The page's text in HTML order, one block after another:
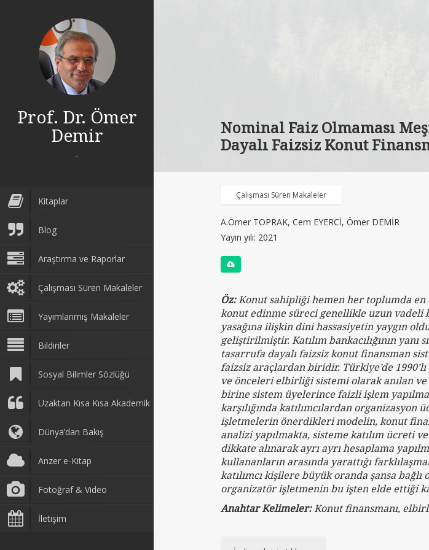
Prof. Dr. Ömer
Demir
-
Kitaplar
Blog
Araştırma ve Raporlar
Çalışması Süren Makaleler
Yayımlanmış Makaleler
Bildiriler
Sosyal Bilimler Sözlüğü
Uzaktan Kısa Kısa Akademik
Dünya’dan Bakış
Anzer e-Kitap
Fotoğraf & Video
İletişim
Nominal Faiz Olmaması
Dayalı Faizsiz Konut
Çalışması Süren Makaleler
A.Ömer TOPRAK, Cem EYERCİ, Ömer DEMİR
Yayın yılı: 2021
Öz:Konut sahipliği hemen her toplumda
konut edinme süreci genellikle uzun vadeli
yasağına ilişkin dini hassasiyetin yaygın
geliştirilmiştir. Katılım bankacılığının
tasarrufa dayalı faizsiz konut finansman
faizsiz araçlardan biridir. Türkiye’de
ve önceleri elbirliği sistemi olarak anılan
birine sistem üyelerince faizli işlem
karşılığında katılımcılardan
işletmelerin önerdikleri modelin, konut
analizi yapılmakta, sisteme katılım ücreti
dikkate alınarak ayrı ayrı hesaplama
kullananların arasında yarattığı
katılımcı kişilere büyük oranda şansa
organizatör işletmenin bu işten elde ettiği
Anahtar Kelimeler:Konut finansmanı,